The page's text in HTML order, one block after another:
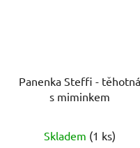
Panenka Steffi - těhotná
s miminkem
Skladem (1 ks)